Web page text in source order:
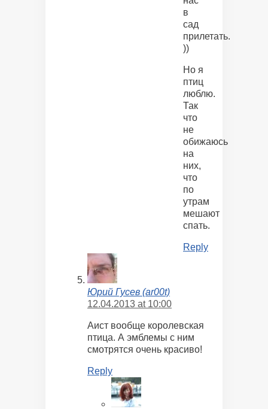
в
сад
прилетать.
))
Но я
птиц
люблю.
Так
что
не
обижаюсь
на
них,
что
по
утрам
мешают
спать.
Reply
Юрий Гусев (ar00t)
12.04.2013 at 10:00
Аист вообще королевская
птица. А эмблемы с ним
смотрятся очень красиво!
Reply